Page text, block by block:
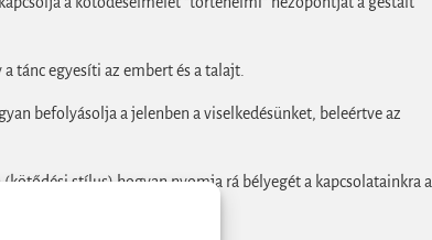
tánc egyesíti az embert és a talajt.
befolyásolja a jelenben a viselkedésünket, beleértve az
stílus) hogyan nyomja rá bélyegét a kapcsolatainkra a